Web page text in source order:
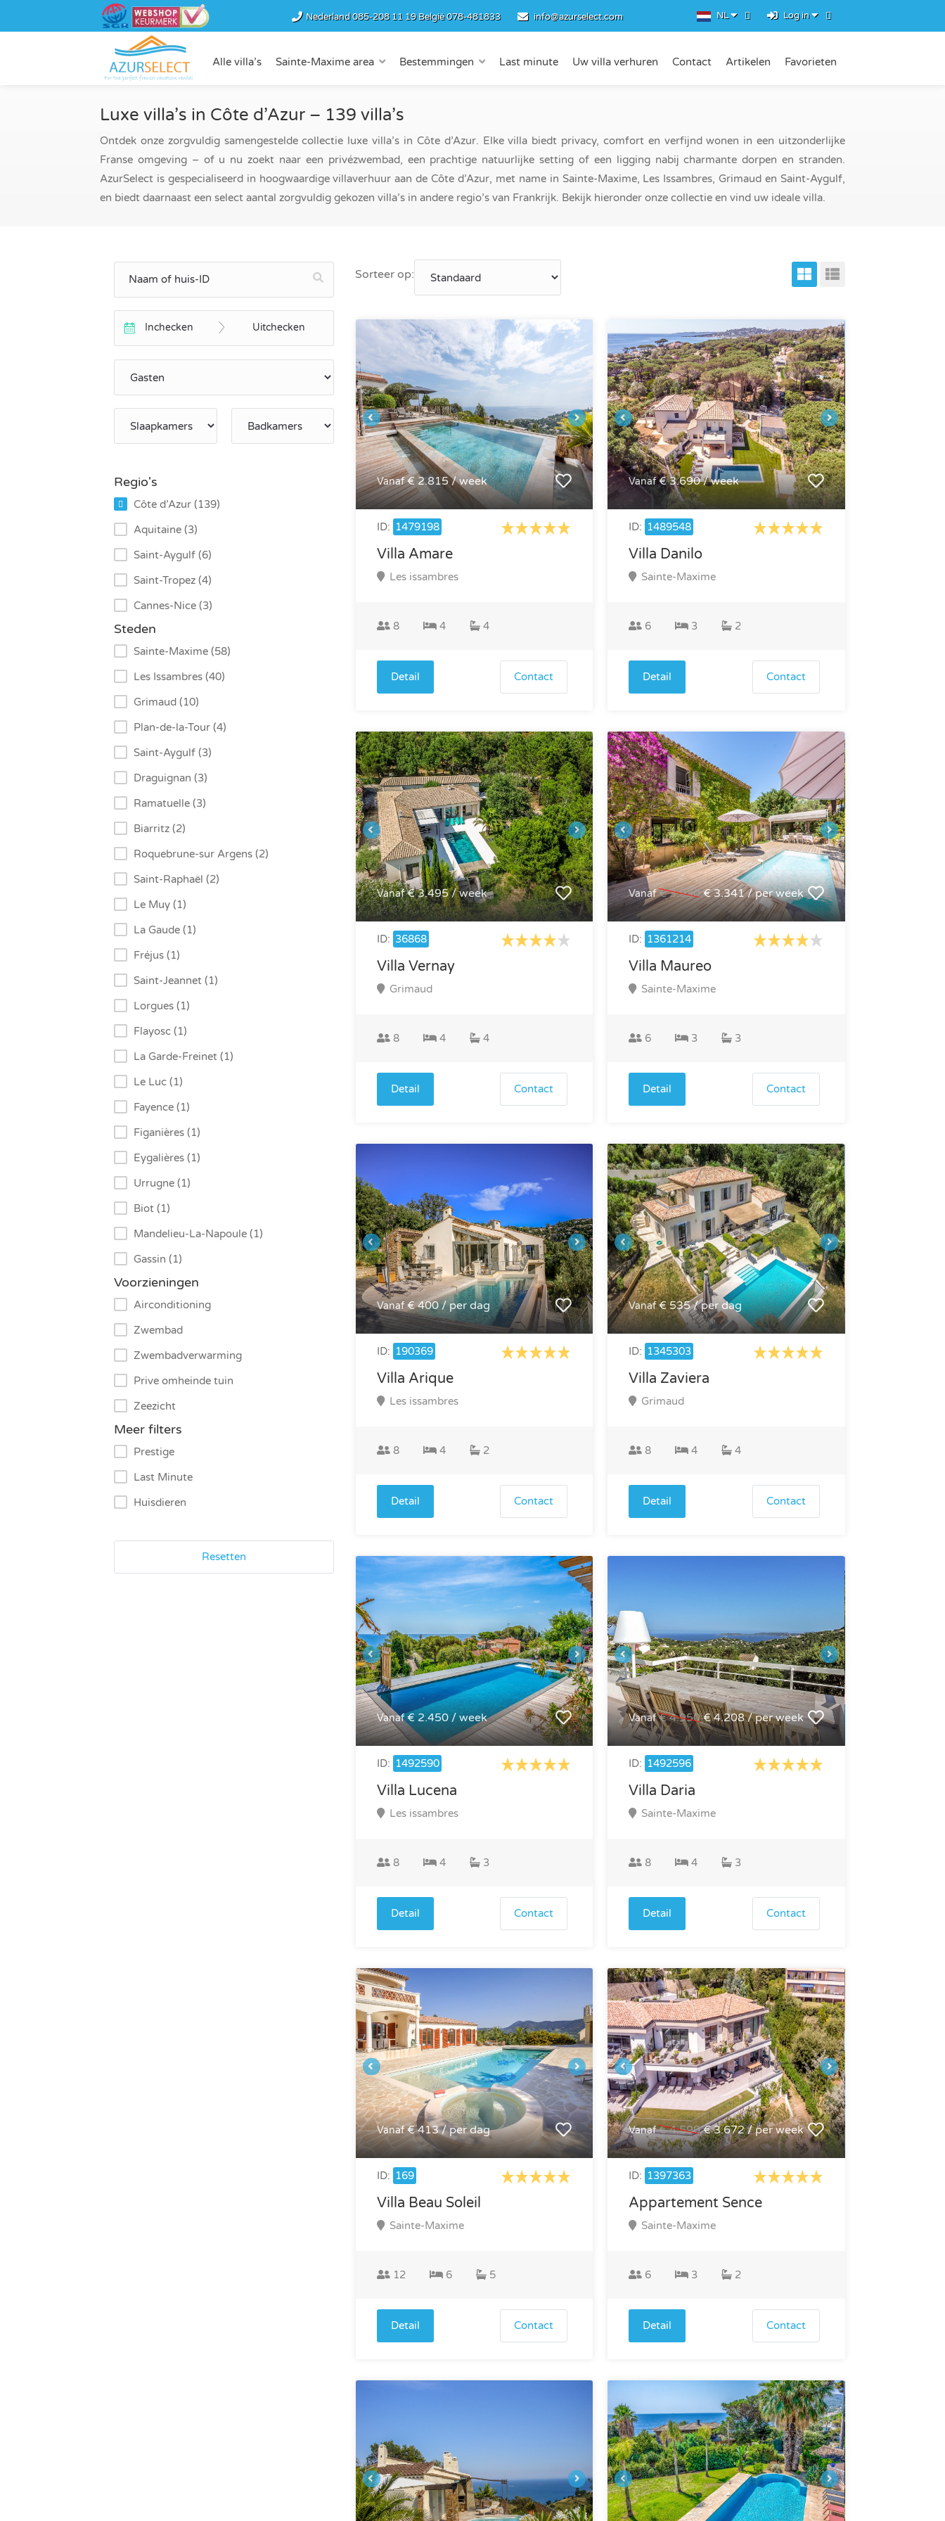
Nederland085-208 11 19België078-481833 info@azurselect.com NL Log in
Alle villa’s Sainte-Maxime area Bestemmingen Last minute Uw villa verhuren Contact Artikelen Favorieten
Luxe villa’s in Côte d’Azur – 139 villa’s
Ontdek onze zorgvuldig samengestelde collectie luxe villa’s in Côte d’Azur. Elke villa biedt privacy, comfort en verfijnd wonen in een uitzonderlijke
Franse omgeving – of u nu zoekt naar een privézwembad, een prachtige natuurlijke setting of een ligging nabij charmante dorpen en stranden.
AzurSelect is gespecialiseerd in hoogwaardige villaverhuur aan de Côte d’Azur, met name in Sainte-Maxime, Les Issambres, Grimaud en Saint-Aygulf,
en biedt daarnaast een select aantal zorgvuldig gekozen villa’s in andere regio’s van Frankrijk. Bekijk hieronder onze collectie en vind uw ideale villa.
Inchecken Uitchecken
Regio's
Côte d’Azur (139)
Aquitaine (3)
Saint-Aygulf (6)
Saint-Tropez (4)
Cannes-Nice (3)
Steden
Sainte-Maxime (58)
Les Issambres (40)
Grimaud (10)
Plan-de-la-Tour (4)
Saint-Aygulf (3)
Draguignan (3)
Ramatuelle (3)
Biarritz (2)
Roquebrune-sur Argens (2)
Saint-Raphaël (2)
Le Muy (1)
La Gaude (1)
Fréjus (1)
Saint-Jeannet (1)
Lorgues (1)
Flayosc (1)
La Garde-Freinet (1)
Le Luc (1)
Fayence (1)
Figanières (1)
Eygalières (1)
Urrugne (1)
Biot (1)
Mandelieu-La-Napoule (1)
Gassin (1)
Voorzieningen
Airconditioning
Zwembad
Zwembadverwarming
Prive omheinde tuin
Zeezicht
Meer filters
Prestige
Last Minute
Huisdieren
Resetten
Sorteer op:
Vanaf€ 2.815 / week
ID: 1479198
Villa Amare
Les issambres
8 4 4
Detail Contact
Vanaf€ 3.690 / week
ID: 1489548
Villa Danilo
Sainte-Maxime
6 3 2
Detail Contact
Vanaf€ 3.495 / week
ID: 36868
Villa Vernay
Grimaud
8 4 4
Detail Contact
Vanaf € 3.930€ 3.341 / per week
ID: 1361214
Villa Maureo
Sainte-Maxime
6 3 3
Detail Contact
Vanaf€ 400 / per dag
ID: 190369
Villa Arique
Les issambres
8 4 2
Detail Contact
Vanaf€ 535 / per dag
ID: 1345303
Villa Zaviera
Grimaud
8 4 4
Detail Contact
Vanaf€ 2.450 / week
ID: 1492590
Villa Lucena
Les issambres
8 4 3
Detail Contact
Vanaf € 4.950€ 4.208 / per week
ID: 1492596
Villa Daria
Sainte-Maxime
8 4 3
Detail Contact
Vanaf€ 413 / per dag
ID: 169
Villa Beau Soleil
Sainte-Maxime
12 6 5
Detail Contact
Vanaf € 4.590€ 3.672 / per week
ID: 1397363
Appartement Sence
Sainte-Maxime
6 3 2
Detail Contact